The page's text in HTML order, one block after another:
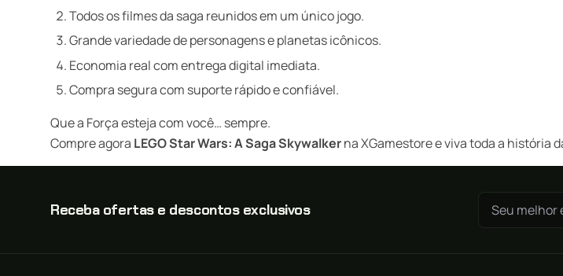
Todos os filmes da saga reunidos em um único jogo.
Grande variedade de personagens e planetas icônicos.
Economia real com entrega digital imediata.
Compra segura com suporte rápido e confiável.
Que a Força esteja com você… sempre.
Compre agora LEGO Star Wars: A Saga Skywalkerna XGamestore e viva toda a história
Receba ofertas e descontos exclusivos